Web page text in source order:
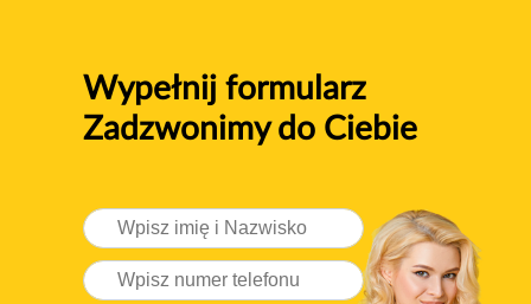
Wypełnij formularz
Zadzwonimy do Ciebie